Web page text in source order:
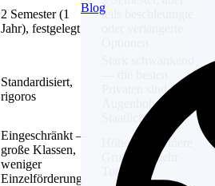
Blog
2 Semester (1
Jahr), festgelegt
teils beschleunigte
Standardisiert,
rigoros
Privaten sind auf
Augenhöhe mit
Staatlichen
Eingeschränkt —
große Klassen,
weniger
Einzelförderung
Höher — kleinere
Gruppen, mehr
Tutoring